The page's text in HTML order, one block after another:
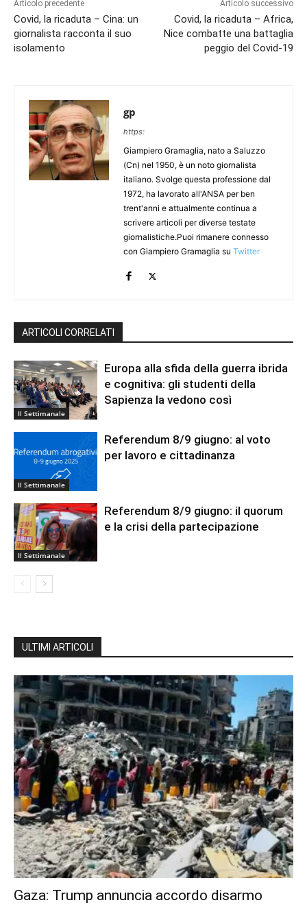
Articolo precedente
Covid, la ricaduta – Cina: un
giornalista racconta il suo
isolamento
Articolo successivo
Covid, la ricaduta – Africa,
Nice combatte una battaglia
peggio del Covid-19
gp
https:
Giampiero Gramaglia, nato a Saluzzo
(Cn) nel 1950, è un noto giornalista
italiano. Svolge questa professione dal
1972, ha lavorato all'ANSA per ben
trent'anni e attualmente continua a
scrivere articoli per diverse testate
giornalistiche.Puoi rimanere connesso
con Giampiero Gramaglia su Twitter
ARTICOLI CORRELATI
Il Settimanale
Europa alla sfida della guerra ibrida
e cognitiva: gli studenti della
Sapienza la vedono così
Il Settimanale
Referendum 8/9 giugno: al voto
per lavoro e cittadinanza
Il Settimanale
Referendum 8/9 giugno: il quorum
e la crisi della partecipazione
ULTIMI ARTICOLI
Gaza: Trump annuncia accordo disarmo